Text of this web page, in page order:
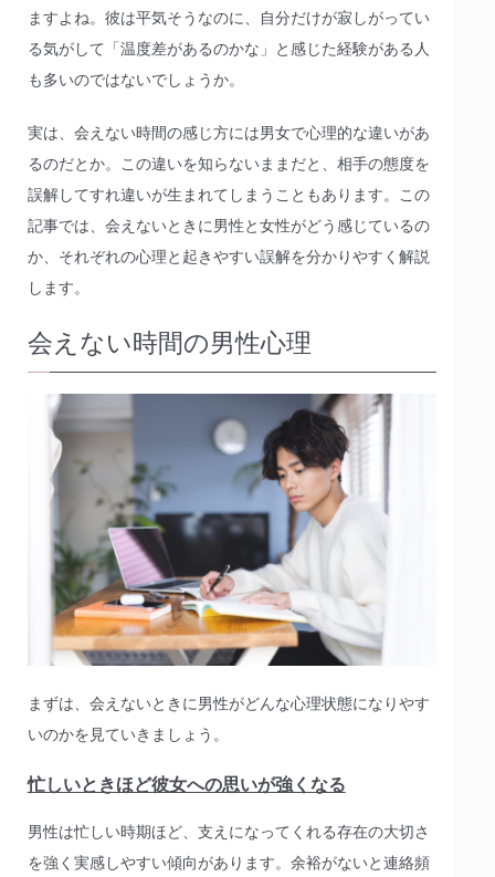
ますよね。彼は平気そうなのに、自分だけが寂しがってい
る気がして「温度差があるのかな」と感じた経験がある人
も多いのではないでしょうか。
実は、会えない時間の感じ方には男女で心理的な違いがあ
るのだとか。この違いを知らないままだと、相手の態度を
誤解してすれ違いが生まれてしまうこともあります。この
記事では、会えないときに男性と女性がどう感じているの
か、それぞれの心理と起きやすい誤解を分かりやすく解説
します。
会えない時間の男性心理
まずは、会えないときに男性がどんな心理状態になりやす
いのかを見ていきましょう。
忙しいときほど彼女への思いが強くなる
男性は忙しい時期ほど、支えになってくれる存在の大切さ
を強く実感しやすい傾向があります。余裕がないと連絡頻